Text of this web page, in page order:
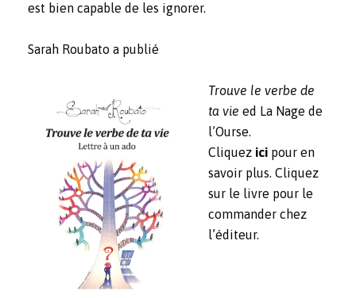
est bien capable de les ignorer.
Sarah Roubato a publié
Trouve le verbe de
ta vie ed La Nage de
l’Ourse.
Cliquez ici pour en
savoir plus. Cliquez
sur le livre pour le
commander chez
l’éditeur.